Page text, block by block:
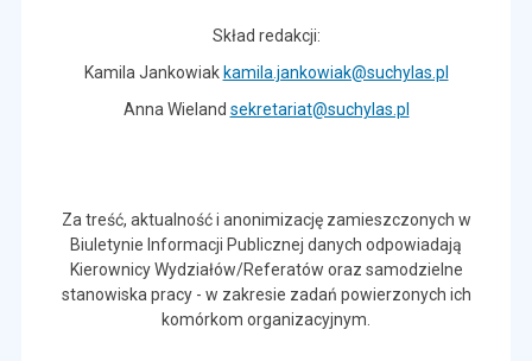
Skład redakcji:
Kamila Jankowiak kamila.jankowiak@suchylas.pl
Anna Wieland sekretariat@suchylas.pl
Za treść, aktualność i anonimizację zamieszczonych w
Biuletynie Informacji Publicznej danych odpowiadają
Kierownicy Wydziałów/Referatów oraz samodzielne
stanowiska pracy - w zakresie zadań powierzonych ich
komórkom organizacyjnym.